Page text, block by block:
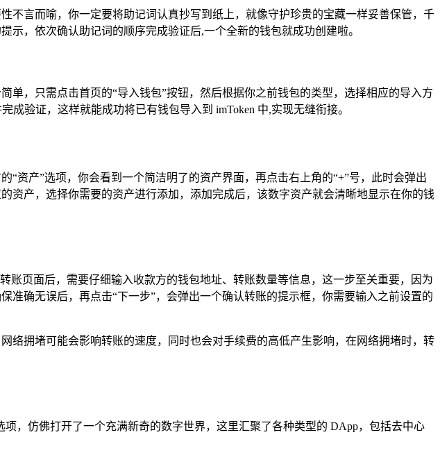
不言而喻，你一定要将助记词认真抄写到纸上，就像守护珍贵的宝藏一样妥善保管，千
，依次确认助记词的顺序完成验证后,一个全新的钱包就成功创建啦。
单，只需点击首页的“导入钱包”按钮，然后根据你之前钱包的类型，选择相应的导入方
验证，这样就能成功将已有钱包导入到 imToken 中,实现无缝衔接。
资产”选项，你会看到一个简洁明了的资产界面，再点击右上角的“+”号，此时会弹出
资产，选择你需要的资产进行添加，添加完成后，该数字资产就会清晰地显示在你的钱
账页面后，需要仔细输入收款方的钱包地址、转账数量等信息，这一步至关重要，因为
确无误后，再点击“下一步”，会弹出一个确认转账的提示框，你需要输入之前设置的
络拥堵可能会影响转账的速度，同时也会对手续费的高低产生影响，在网络拥堵时，转
项，仿佛打开了一个充满新奇的数字世界，这里汇聚了各种类型的 DApp，包括去中心